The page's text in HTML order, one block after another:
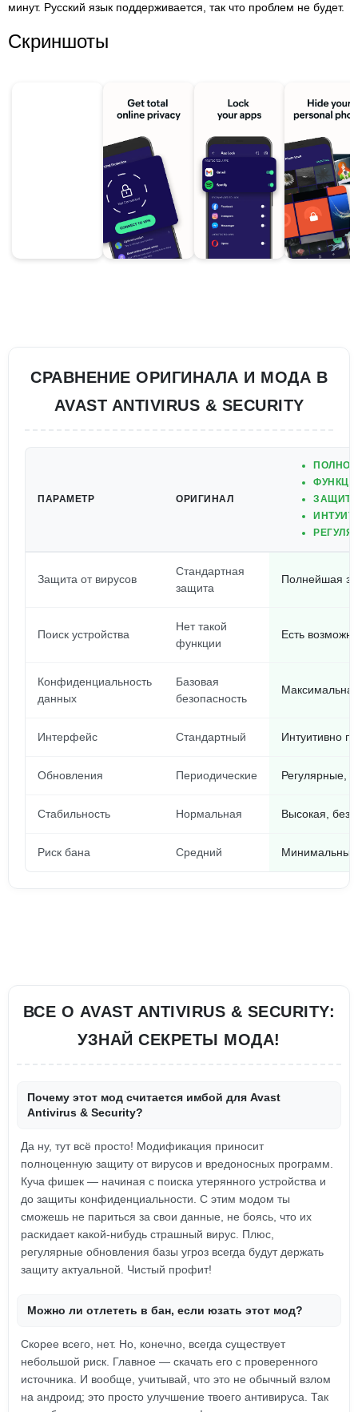
минут. Русский язык поддерживается, так что проблем не будет.
Скриншоты
СРАВНЕНИЕ ОРИГИНАЛА И МОДА В
AVAST ANTIVIRUS & SECURITY
ПАРАМЕТР ОРИГИНАЛ
Защита от вирусов
Стандартная
защита
Полнейшая
Поиск устройства
Нет такой
функции
Есть
Конфиденциальность
данных
Базовая
безопасность
Интерфейс Стандартный Интуитивно
Обновления Периодические Регулярные,
Стабильность Нормальная Высокая, без
Риск бана Средний Минимальный
ВСЕ О AVAST ANTIVIRUS & SECURITY:
УЗНАЙ СЕКРЕТЫ МОДА!
Почему этот мод считается имбой для Avast
Antivirus & Security?
Да ну, тут всё просто! Модификация приносит
полноценную защиту от вирусов и вредоносных программ.
Куча фишек — начиная с поиска утерянного устройства и
до защиты конфиденциальности. С этим модом ты
сможешь не париться за свои данные, не боясь, что их
раскидает какой-нибудь страшный вирус. Плюс,
регулярные обновления базы угроз всегда будут держать
защиту актуальной. Чистый профит!
Можно ли отлететь в бан, если юзать этот мод?
Скорее всего, нет. Но, конечно, всегда существует
небольшой риск. Главное — скачать его с проверенного
источника. И вообще, учитывай, что это не обычный взлом
на андроид; это просто улучшение твоего антивируса. Так